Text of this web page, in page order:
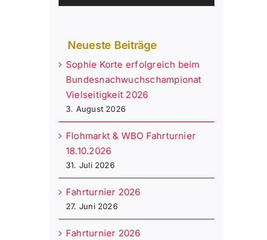
Neueste Beiträge
Sophie Korte erfolgreich beim
Bundesnachwuchschampionat
Vielseitigkeit 2026
3. August 2026
Flohmarkt & WBO Fahrturnier
18.10.2026
31. Juli 2026
Fahrturnier 2026
27. Juni 2026
Fahrturnier 2026